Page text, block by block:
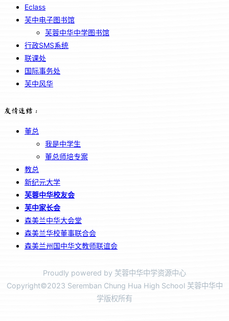
Eclass
芙中电子图书馆
芙蓉中华中学图书馆
行政SMS系统
联课处
国际事务处
芙中风华
友情连结：
董总
我是中学生
董总师培专案
教总
新纪元大学
芙蓉中华校友会
芙中家长会
森美兰中华大会堂
森美兰华校董事联合会
森美兰州国中华文教师联谊会
Proudly powered by 芙蓉中华中学资源中心
Copyright©2023 Seremban Chung Hua High School 芙蓉中华中
学版权所有